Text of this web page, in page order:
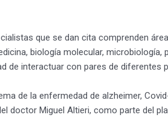
que se dan cita comprenden
biología molecular,
de interactuar con pares de diferentes
de la enfermedad de alzheimer,
doctor Miguel Altieri, como parte del